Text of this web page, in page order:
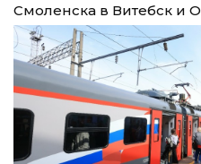
Смоленска в Витебск и